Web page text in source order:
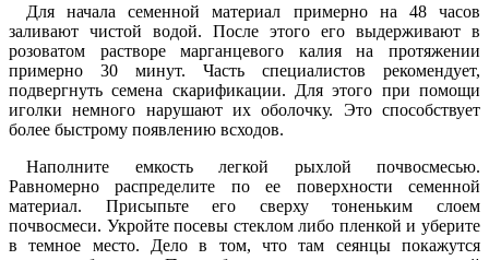
Для начала семенной материал примерно на 48 часов
заливают чистой водой. После этого его выдерживают в
розоватом растворе марганцевого калия на протяжении
примерно 30 минут. Часть специалистов рекомендует,
подвергнуть семена скарификации. Для этого при помощи
иголки немного нарушают их оболочку. Это способствует
более быстрому появлению всходов.
Наполните емкость легкой рыхлой почвосмесью.
Равномерно распределите по ее поверхности семенной
материал. Присыпьте его сверху тоненьким слоем
почвосмеси. Укройте посевы стеклом либо пленкой и уберите
в темное место. Дело в том, что там сеянцы покажутся